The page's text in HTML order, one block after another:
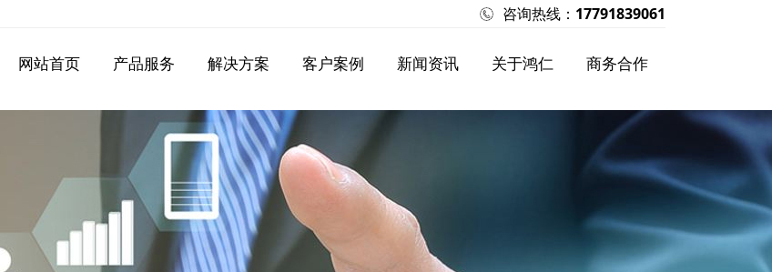
咨询热线： 17791839061
网站首页 产品服务 解决方案 客户案例 新闻资讯 关于鸿仁 商务合作